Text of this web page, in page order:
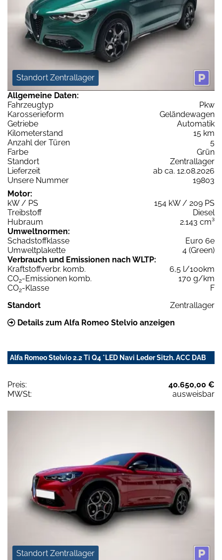
Standort Zentrallager
Allgemeine Daten:
Fahrzeugtyp
Pkw
Karosserieform
Geländewagen
Getriebe
Automatik
Kilometerstand
15 km
Anzahl der Türen
5
Farbe
Grün
Standort
Zentrallager
Lieferzeit
ab ca. 12.08.2026
Unsere Nummer
19803
Motor:
kW / PS
154 kW / 209 PS
Treibstoff
Diesel
Hubraum
2.143 cm³
Umweltnormen:
Schadstoffklasse
Euro 6e
Umweltplakette
4 (Green)
Verbrauch und Emissionen nach WLTP:
Kraftstoffverbr. komb.
6,5 l/100km
CO2-Emissionen komb.
170 g/km
CO2-Klasse
F
Standort
Zentrallager
Details zum Alfa Romeo Stelvio anzeigen
Alfa Romeo Stelvio 2.2 Ti Q4 *LED Navi Leder Sitzh. ACC DAB
Preis:
40.650,00 €
MWSt:
ausweisbar
Standort Zentrallager